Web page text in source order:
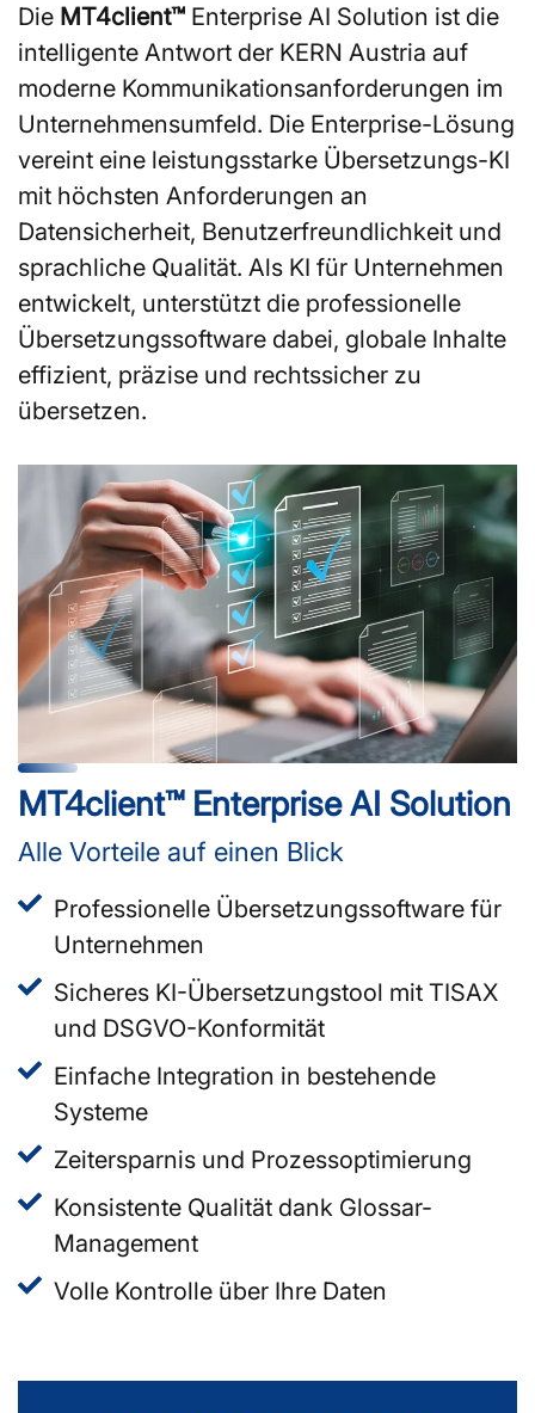
Die MT4client™ Enterprise AI Solution ist die
intelligente Antwort der KERN Austria auf
moderne Kommunikationsanforderungen im
Unternehmensumfeld. Die Enterprise-Lösung
vereint eine leistungsstarke Übersetzungs-KI
mit höchsten Anforderungen an
Datensicherheit, Benutzerfreundlichkeit und
sprachliche Qualität. Als KI für Unternehmen
entwickelt, unterstützt die professionelle
Übersetzungssoftware dabei, globale Inhalte
effizient, präzise und rechtssicher zu
übersetzen.
MT4client™ Enterprise AI Solution
Alle Vorteile auf einen Blick
Professionelle Übersetzungssoftware für
Unternehmen
Sicheres KI-Übersetzungstool mit TISAX
und DSGVO-Konformität
Einfache Integration in bestehende
Systeme
Zeitersparnis und Prozessoptimierung
Konsistente Qualität dank Glossar-
Management
Volle Kontrolle über Ihre Daten